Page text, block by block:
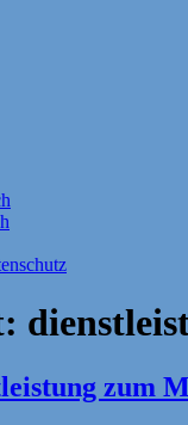
zum